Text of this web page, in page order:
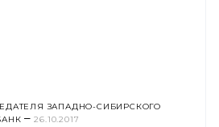
ЗАПАДНО-СИБИРСКОГО
– 26.10.2017